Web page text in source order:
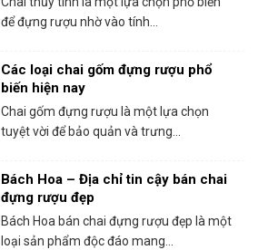
để đựng rượu nhờ vào tính...
Các loại chai gốm đựng rượu phổ
biến hiện nay
Chai gốm đựng rượu là một lựa chọn
tuyệt vời để bảo quản và trưng...
Bách Hoa – Địa chỉ tin cậy bán chai
đựng rượu đẹp
Bách Hoa bán chai đựng rượu đẹp là một
loại sản phẩm độc đáo mang...